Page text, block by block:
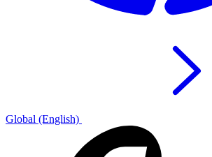
Global (English)